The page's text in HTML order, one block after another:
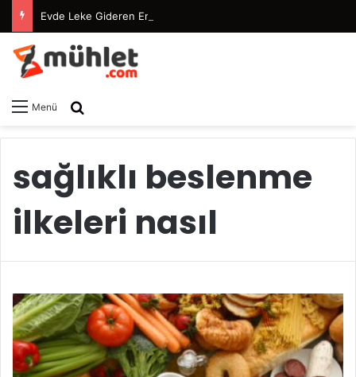
Evde Leke Gideren En Etkili Maske Tarifleri
Menü
sağlıklı beslenme
ilkeleri nasıl